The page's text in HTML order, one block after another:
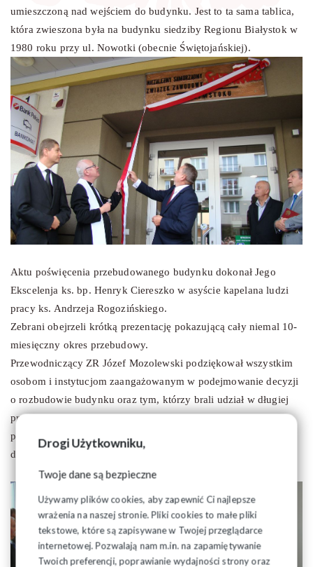
Drogi Użytkowniku,
Twoje dane są bezpieczne
Używamy plików cookies, aby zapewnić Ci najlepsze
wrażenia na naszej stronie. Pliki cookies to małe pliki
tekstowe, które są zapisywane w Twojej przeglądarce
internetowej. Pozwalają nam m.in. na zapamiętywanie
Twoich preferencji, poprawianie wydajności strony oraz
umieszczoną nad wejściem do budynku. Jest to ta sama tablica,
która zwieszona była na budynku siedziby Regionu Białystok w
1980 roku przy ul. Nowotki (obecnie Świętojańskiej).
Aktu poświęcenia przebudowanego budynku dokonał Jego
Ekscelenja ks. bp. Henryk Ciereszko w asyście kapelana ludzi
pracy ks. Andrzeja Rogozińskiego.
Zebrani obejrzeli krótką prezentację pokazującą cały niemal 10-
miesięczny okres przebudowy.
Przewodniczący ZR Józef Mozolewski podziękował wszystkim
osobom i instytucjom zaangażowanym w podejmowanie decyzji
o rozbudowie budynku oraz tym, którzy brali udział w długiej
procedurze pozyskiwania zgody na warunki zabudowy i
pozwolenia na budowę. Słowa podziękowania skierował także
do firmy projektowej i głównego wykonawcy.